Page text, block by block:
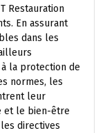
Restauration
En assurant
dans les
la protection de
normes, les
leur
et le bien-être
directives